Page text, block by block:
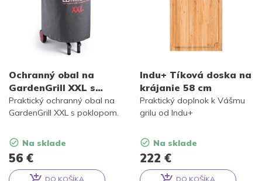
Ochranný obal na
GardenGrill XXL s
poklopom
56 €
Praktický ochranný obal na
GardenGrill XXL s poklopom.
Na sklade
DO KOŠÍKA
Indu+ Tíková doska na
krájanie 58 cm
222 €
Praktický doplnok k Vášmu
grilu od Indu+
Na sklade
DO KOŠÍKA